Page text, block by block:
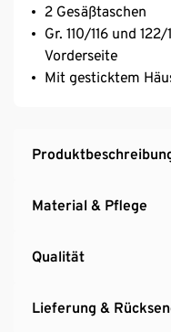
2 Gesäßtaschen
Gr. 110/116 und
Vorderseite
Mit gesticktem
Material & Pflege
Qualität
Lieferung &